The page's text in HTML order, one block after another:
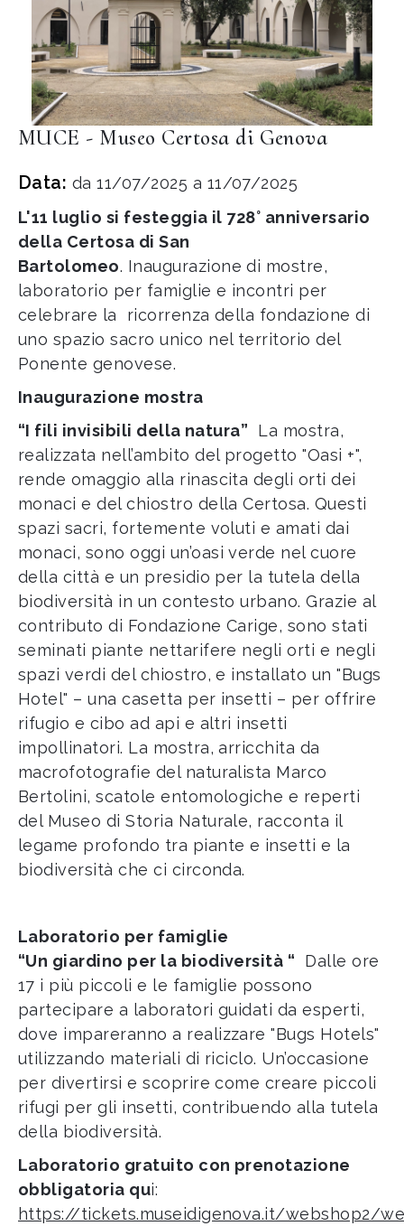
MUCE - Museo Certosa di Genova
Data: da 11/07/2025 a 11/07/2025
L'11 luglio si festeggia il 728° anniversario
della Certosa di San
Bartolomeo. Inaugurazione di mostre,
laboratorio per famiglie e incontri per
celebrare la ricorrenza della fondazione di
uno spazio sacro unico nel territorio del
Ponente genovese.
Inaugurazione mostra
“I fili invisibili della natura” La mostra,
realizzata nell’ambito del progetto "Oasi +",
rende omaggio alla rinascita degli orti dei
monaci e del chiostro della Certosa. Questi
spazi sacri, fortemente voluti e amati dai
monaci, sono oggi un’oasi verde nel cuore
della città e un presidio per la tutela della
biodiversità in un contesto urbano. Grazie al
contributo di Fondazione Carige, sono stati
seminati piante nettarifere negli orti e negli
spazi verdi del chiostro, e installato un "Bugs
Hotel" – una casetta per insetti – per offrire
rifugio e cibo ad api e altri insetti
impollinatori. La mostra, arricchita da
macrofotografie del naturalista Marco
Bertolini, scatole entomologiche e reperti
del Museo di Storia Naturale, racconta il
legame profondo tra piante e insetti e la
biodiversità che ci circonda.
Laboratorio per famiglie
“Un giardino per la biodiversità “ Dalle ore
17 i più piccoli e le famiglie possono
partecipare a laboratori guidati da esperti,
dove impareranno a realizzare "Bugs Hotels"
utilizzando materiali di riciclo. Un’occasione
per divertirsi e scoprire come creare piccoli
rifugi per gli insetti, contribuendo alla tutela
della biodiversità.
Laboratorio gratuito con prenotazione
obbligatoria qui:
https://tickets.museidigenova.it/webshop2/